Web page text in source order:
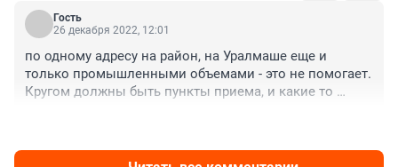
Гость
26 декабря 2022, 12:01
по одному адресу на район, на Уралмаше еще и
только промышленными объемами - это не помогает.
Кругом должны быть пункты приема, и какие то
транспортом точно не буду. Контейнеры шаговой